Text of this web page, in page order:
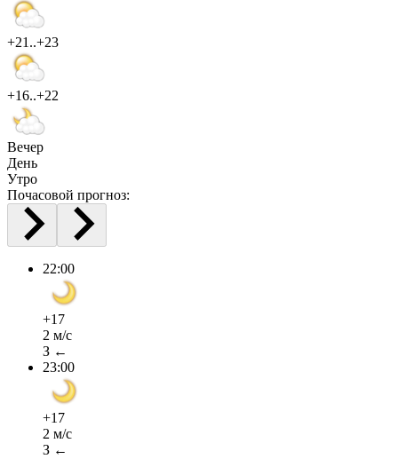
+21..+23
+16..+22
Вечер
День
Утро
Почасовой прогноз:
22:00
+17
2 м/с
З ←
23:00
+17
2 м/с
З ←